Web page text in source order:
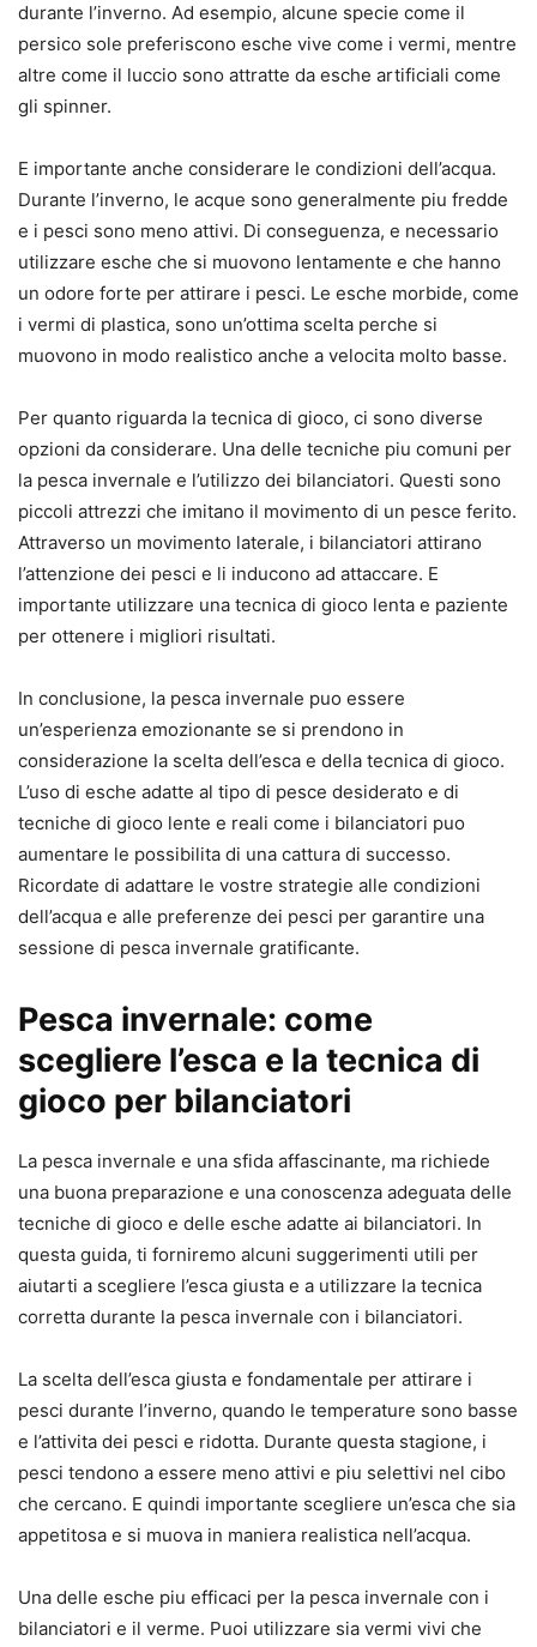
durante l’inverno. Ad esempio, alcune specie come il
persico sole preferiscono esche vive come i vermi, mentre
altre come il luccio sono attratte da esche artificiali come
gli spinner.
E importante anche considerare le condizioni dell’acqua.
Durante l’inverno, le acque sono generalmente piu fredde
e i pesci sono meno attivi. Di conseguenza, e necessario
utilizzare esche che si muovono lentamente e che hanno
un odore forte per attirare i pesci. Le esche morbide, come
i vermi di plastica, sono un’ottima scelta perche si
muovono in modo realistico anche a velocita molto basse.
Per quanto riguarda la tecnica di gioco, ci sono diverse
opzioni da considerare. Una delle tecniche piu comuni per
la pesca invernale e l’utilizzo dei bilanciatori. Questi sono
piccoli attrezzi che imitano il movimento di un pesce ferito.
Attraverso un movimento laterale, i bilanciatori attirano
l’attenzione dei pesci e li inducono ad attaccare. E
importante utilizzare una tecnica di gioco lenta e paziente
per ottenere i migliori risultati.
In conclusione, la pesca invernale puo essere
un’esperienza emozionante se si prendono in
considerazione la scelta dell’esca e della tecnica di gioco.
L’uso di esche adatte al tipo di pesce desiderato e di
tecniche di gioco lente e reali come i bilanciatori puo
aumentare le possibilita di una cattura di successo.
Ricordate di adattare le vostre strategie alle condizioni
dell’acqua e alle preferenze dei pesci per garantire una
sessione di pesca invernale gratificante.
Pesca invernale: come
scegliere l’esca e la tecnica di
gioco per bilanciatori
La pesca invernale e una sfida affascinante, ma richiede
una buona preparazione e una conoscenza adeguata delle
tecniche di gioco e delle esche adatte ai bilanciatori. In
questa guida, ti forniremo alcuni suggerimenti utili per
aiutarti a scegliere l’esca giusta e a utilizzare la tecnica
corretta durante la pesca invernale con i bilanciatori.
La scelta dell’esca giusta e fondamentale per attirare i
pesci durante l’inverno, quando le temperature sono basse
e l’attivita dei pesci e ridotta. Durante questa stagione, i
pesci tendono a essere meno attivi e piu selettivi nel cibo
che cercano. E quindi importante scegliere un’esca che sia
appetitosa e si muova in maniera realistica nell’acqua.
Una delle esche piu efficaci per la pesca invernale con i
bilanciatori e il verme. Puoi utilizzare sia vermi vivi che